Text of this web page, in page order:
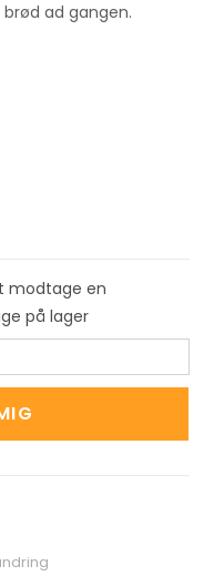
ad gangen.
modtage en
på lager